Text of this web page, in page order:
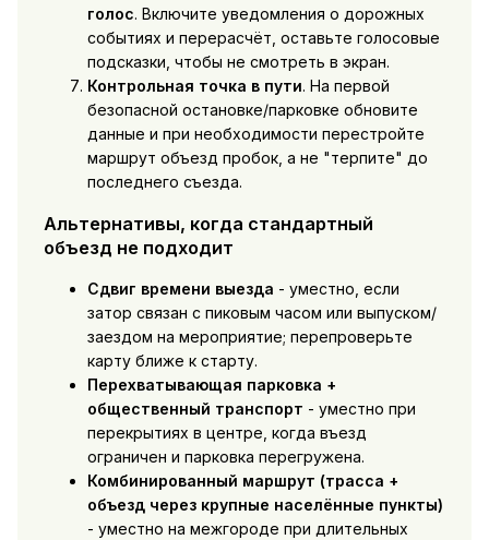
голос. Включите уведомления о дорожных
событиях и перерасчёт, оставьте голосовые
подсказки, чтобы не смотреть в экран.
Контрольная точка в пути. На первой
безопасной остановке/парковке обновите
данные и при необходимости перестройте
маршрут объезд пробок, а не "терпите" до
последнего съезда.
Альтернативы, когда стандартный
объезд не подходит
Сдвиг времени выезда - уместно, если
затор связан с пиковым часом или выпуском/
заездом на мероприятие; перепроверьте
карту ближе к старту.
Перехватывающая парковка +
общественный транспорт - уместно при
перекрытиях в центре, когда въезд
ограничен и парковка перегружена.
Комбинированный маршрут (трасса +
объезд через крупные населённые пункты)
- уместно на межгороде при длительных